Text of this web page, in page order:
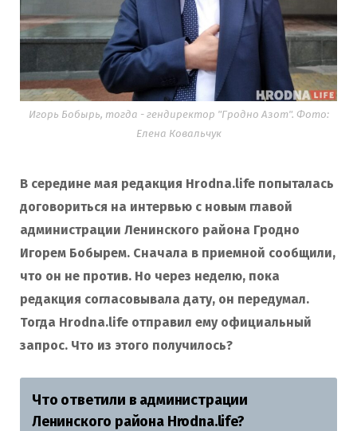
Игорь Бобырь, тогда - гендиректор "Гродно Азот". Фото:
Елена Ковальчук
В середине мая редакция Hrodna.life попыталась
договориться на интервью с новым главой
администрации Ленинского района Гродно
Игорем Бобырем. Сначала в приемной сообщили,
что он не против. Но через неделю, пока
редакция согласовывала дату, он передумал.
Тогда Hrodna.life отправил ему официальный
запрос. Что из этого получилось?
Что ответили в администрации
Ленинского района Hrodna.life?